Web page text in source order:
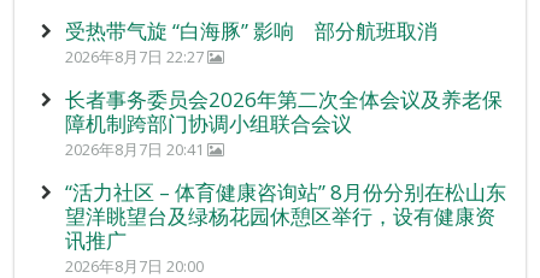
受热带气旋 “白海豚” 影响 部分航班取消
2026年8月7日 22:27
长者事务委员会2026年第二次全体会议及养老保
障机制跨部门协调小组联合会议
2026年8月7日 20:41
“活力社区 – 体育健康咨询站” 8月份分别在松山东
望洋眺望台及绿杨花园休憩区举行，设有健康资
讯推广
2026年8月7日 20:00